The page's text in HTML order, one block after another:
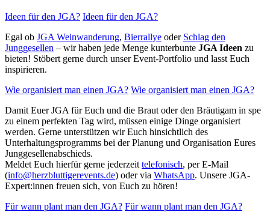
Ideen für den JGA? Ideen für den JGA?
Egal ob JGA Weinwanderung, Bierrallye oder Schlag den
Junggesellen – wir haben jede Menge kunterbunte JGA Ideen zu
bieten! Stöbert gerne durch unser Event-Portfolio und lasst Euch
inspirieren.
Wie organisiert man einen JGA? Wie organisiert man einen JGA?
Damit Euer JGA für Euch und die Braut oder den Bräutigam in spe
zu einem perfekten Tag wird, müssen einige Dinge organisiert
werden. Gerne unterstützen wir Euch hinsichtlich des
Unterhaltungsprogramms bei der Planung und Organisation Eures
Junggesellenabschieds.
Meldet Euch hierfür gerne jederzeit telefonisch, per E-Mail
(info@herzbluttigerevents.de) oder via WhatsApp. Unsere JGA-
Expert:innen freuen sich, von Euch zu hören!
Für wann plant man den JGA? Für wann plant man den JGA?